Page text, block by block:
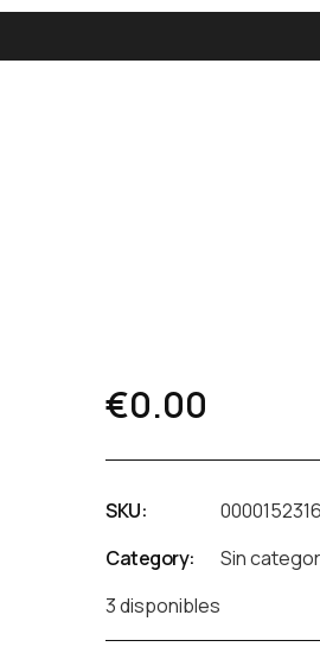
€0.00
SKU:
Category:
Sin
3 disponibles